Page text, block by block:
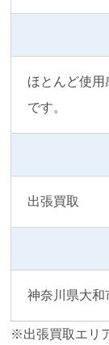
ほとんど使
です。
出張買取
神奈川県大和
※出張買取エリ